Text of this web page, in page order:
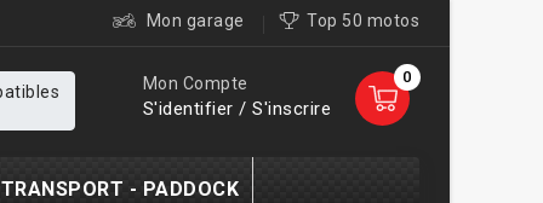
Mon garage Top 50 motos
0
Mon Compte
S'identifier / S'inscrire
TRANSPORT - PADDOCK